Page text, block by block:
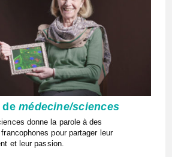
demédecine/sciences
donne la parole à des
pour partager leur
et leur passion.